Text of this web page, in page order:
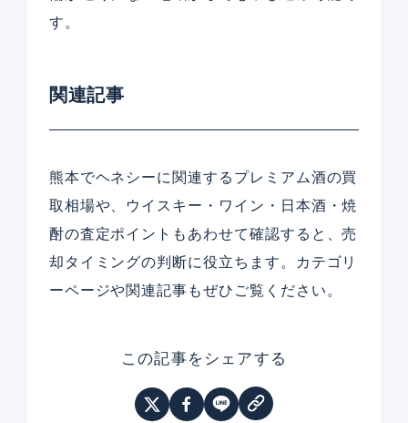
す。
関連記事
熊本でヘネシーに関連するプレミアム酒の買
取相場や、ウイスキー・ワイン・日本酒・焼
酎の査定ポイントもあわせて確認すると、売
却タイミングの判断に役立ちます。カテゴリ
ーページや関連記事もぜひご覧ください。
この記事をシェアする